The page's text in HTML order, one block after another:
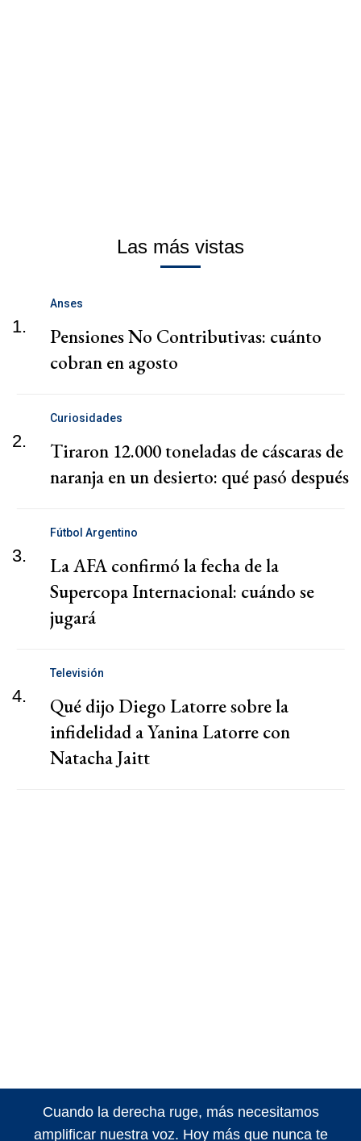
Las más vistas
1.
Anses
Pensiones No Contributivas: cuánto
cobran en agosto
2.
Curiosidades
Tiraron 12.000 toneladas de cáscaras de
naranja en un desierto: qué pasó después
3.
Fútbol Argentino
La AFA confirmó la fecha de la
Supercopa Internacional: cuándo se
jugará
4.
Televisión
Qué dijo Diego Latorre sobre la
infidelidad a Yanina Latorre con
Natacha Jaitt
Cuando la derecha ruge, más necesitamos
amplificar nuestra voz. Hoy más que nunca te